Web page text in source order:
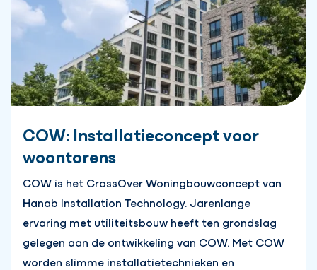
COW: Installatieconcept voor
woontorens
COW is het CrossOver Woningbouwconcept van
Hanab Installation Technology. Jarenlange
ervaring met utiliteitsbouw heeft ten grondslag
gelegen aan de ontwikkeling van COW. Met COW
worden slimme installatietechnieken en